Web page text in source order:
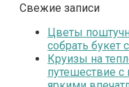
Свежие записи
Цветы
собрать букет
Круизы на
путешествие